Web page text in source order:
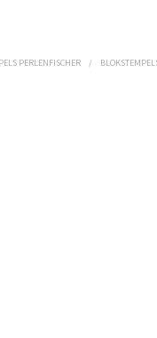
PERLENFISCHER /